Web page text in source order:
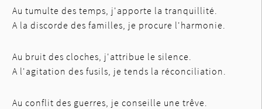
Au tumulte des temps, j'apporte la tranquillité.
A la discorde des familles, je procure l'harmonie.
Au bruit des cloches, j'attribue le silence.
A l'agitation des fusils, je tends la réconciliation.
Au conflit des guerres, je conseille une trêve.